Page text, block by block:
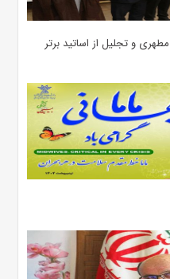
و تجلیل از اساتید برتر